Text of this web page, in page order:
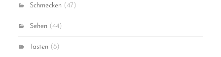
Schmecken (47)
Sehen (44)
Tasten (8)